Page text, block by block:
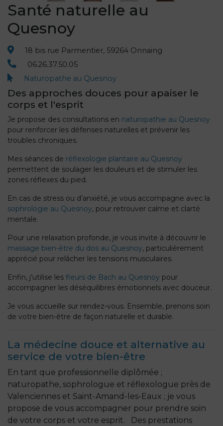
Santé naturelle au
Quesnoy
18 bis rue Parmentier, 59264 Onnaing
06.26.37.50.05
Naturopathe au Quesnoy
Des approches douces pour apaiser le
corps et l'esprit
Je propose des consultations en naturopathie au Quesnoy
pour renforcer les défenses naturelles et prévenir les
troubles chroniques.
Mes séances de réflexologie plantaire au Quesnoy
permettent de soulager les douleurs et de stimuler les
zones réflexes du pied.
En cas de stress ou d’anxiété, je vous accompagne avec la
sophrologie au Quesnoy, pour retrouver calme et clarté
mentale.
Pour une relaxation profonde, je vous invite à découvrir le
massage bien-être du dos au Quesnoy, particulièrement
apprécié pour relâcher les tensions musculaires.
Enfin, j’utilise les fleurs de Bach au Quesnoy pour
accompagner les déséquilibres émotionnels avec douceur.
Je vous accueille sur rendez-vous. Ensemble, prenons soin
de votre bien-être de façon naturelle et durable.
La médecine douce et alternative au
service de votre bien-être
En tant que professionnelle diplômée ;
naturopathe, sophrologue et réflexologue près de
Valenciennes et Saint-Amand-les-Eaux ; je vous
propose de vous accompagner pour prendre soin
de votre corps et votre esprit. Des prestations